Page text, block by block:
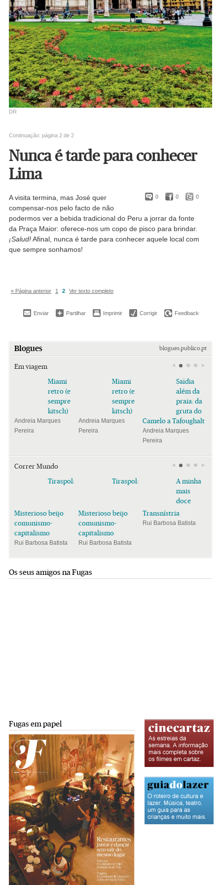
DR
Continuação: página 2 de 2
Nunca é tarde para conhecer
Lima
0 0 0
A visita termina, mas José quer
compensar-nos pelo facto de não
podermos ver a bebida tradicional do Peru a jorrar da fonte
da Praça Maior: oferece-nos um copo de pisco para brindar.
¡Salud!Afinal, nunca é tarde para conhecer aquele local com
que sempre sonhamos!
« Página anterior 1 2 Ver texto completo
Enviar Partilhar Imprimir Corrigir Feedback
Blogues blogues.publico.pt
Em viagem
Miami
retro (e
sempre
kitsch)
Andreia Marques
Pereira
Miami
retro (e
sempre
kitsch)
Andreia Marques
Pereira
Saïdia
além da
praia: da
gruta do
Camelo a Tafoughalt
Andreia Marques
Pereira
Correr Mundo
Tiraspol:
Misterioso beijo
comunismo-
capitalismo
Rui Barbosa Batista
Tiraspol:
Misterioso beijo
comunismo-
capitalismo
Rui Barbosa Batista
A minha
mais
doce
Transnístria
Rui Barbosa Batista
Os seus amigos na Fugas
Fugas em papel